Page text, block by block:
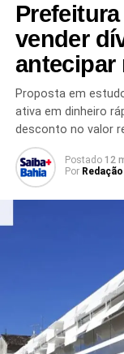
vender
antecipar
Proposta em
ativa em dinheiro
desconto no valor
Postado 12
Por